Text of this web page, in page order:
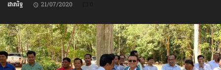
ដារារិទ្ធ 21/07/2020